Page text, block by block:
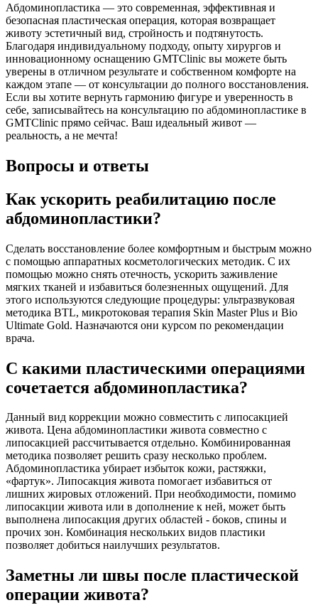
Абдоминопластика — это современная, эффективная и
безопасная пластическая операция, которая возвращает
животу эстетичный вид, стройность и подтянутость.
Благодаря индивидуальному подходу, опыту хирургов и
инновационному оснащению GMTClinic вы можете быть
уверены в отличном результате и собственном комфорте на
каждом этапе — от консультации до полного восстановления.
Если вы хотите вернуть гармонию фигуре и уверенность в
себе, записывайтесь на консультацию по абдоминопластике в
GMTClinic прямо сейчас. Ваш идеальный живот —
реальность, а не мечта!
Вопросы и ответы
Как ускорить реабилитацию после
абдоминопластики?
Сделать восстановление более комфортным и быстрым можно
с помощью аппаратных косметологических методик. С их
помощью можно снять отечность, ускорить заживление
мягких тканей и избавиться болезненных ощущений. Для
этого используются следующие процедуры: ультразвуковая
методика BTL, микротоковая терапия Skin Master Plus и Bio
Ultimate Gold. Назначаются они курсом по рекомендации
врача.
С какими пластическими операциями
сочетается абдоминопластика?
Данный вид коррекции можно совместить с липосакцией
живота. Цена абдоминопластики живота совместно с
липосакцией рассчитывается отдельно. Комбинированная
методика позволяет решить сразу несколько проблем.
Абдоминопластика убирает избыток кожи, растяжки,
«фартук». Липосакция живота помогает избавиться от
лишних жировых отложений. При необходимости, помимо
липосакции живота или в дополнение к ней, может быть
выполнена липосакция других областей - боков, спины и
прочих зон. Комбинация нескольких видов пластики
позволяет добиться наилучших результатов.
Заметны ли швы после пластической
операции живота?